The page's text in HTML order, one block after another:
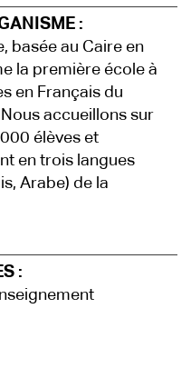
:
basée au Caire en
la première école à
en Français du
accueillons sur
élèves et
en trois langues
Arabe) de la
: